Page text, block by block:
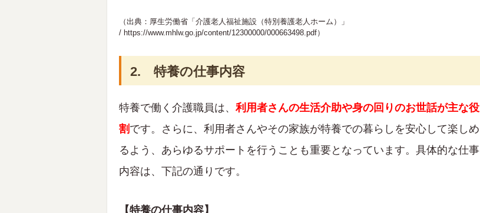
（出典：厚生労働省「介護老人福祉施設（特別養護老人ホーム）」
/ https://www.mhlw.go.jp/content/12300000/000663498.pdf）
2. 特養の仕事内容
特養で働く介護職員は、利用者さんの生活介助や身の回りのお世話が主な役
割 です。さらに、利用者さんやその家族が特養での暮らしを安心して楽しめ
るよう、あらゆるサポートを行うことも重要となっています。具体的な仕事
内容は、下記の通りです。
【特養の仕事内容】